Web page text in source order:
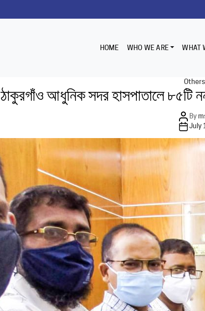
HOME WHO WE ARE WHAT
Others
ঠাকুরগাঁও আধুনিক সদর হাসপাতালে ৮৫টি
Post
author
By
PostJuly